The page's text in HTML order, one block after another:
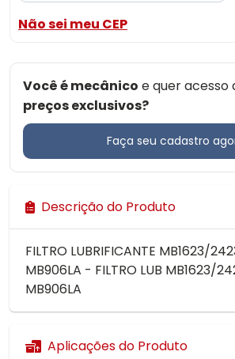
Não sei meu CEP
Você é mecânico e quer acesso
preços exclusivos?
Faça seu cadastro
Descrição do Produto
FILTRO LUBRIFICANTE MB1623/
MB906LA - FILTRO LUB MB1623/
MB906LA
Aplicações do Produto